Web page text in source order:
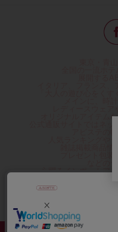
オリジナルアイテム
アビステの
人気ランキングや
雑誌掲載商品
プレゼント包
などの
心躍るインポートア
夢やときめきを与
◆ギフトラッピング無